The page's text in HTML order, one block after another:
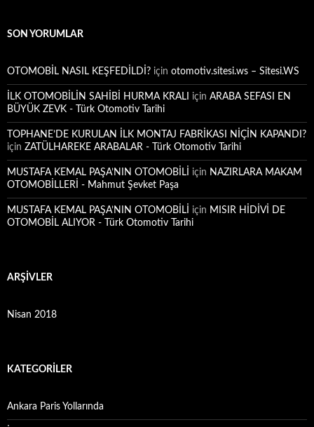
SON YORUMLAR
OTOMOBİL NASIL KEŞFEDİLDİ? için otomotiv.sitesi.ws – Sitesi.WS
İLK OTOMOBİLİN SAHİBİ HURMA KRALI için ARABA SEFASI EN
BÜYÜK ZEVK - Türk Otomotiv Tarihi
TOPHANE’DE KURULAN İLK MONTAJ FABRİKASI NİÇİN KAPANDI?
için ZATÜLHAREKE ARABALAR - Türk Otomotiv Tarihi
MUSTAFA KEMAL PAŞA’NIN OTOMOBİLİ için NAZIRLARA MAKAM
OTOMOBİLLERİ - Mahmut Şevket Paşa
MUSTAFA KEMAL PAŞA’NIN OTOMOBİLİ için MISIR HİDİVİ DE
OTOMOBİL ALIYOR - Türk Otomotiv Tarihi
ARŞIVLER
Nisan 2018
KATEGORILER
Ankara Paris Yollarında